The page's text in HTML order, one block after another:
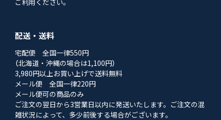
配送・送料
宅配便 全国一律550円
（北海道・沖縄の場合は1,100円）
3,980円以上お買い上げで送料無料
メール便 全国一律220円
メール便可の商品のみ
ご注文の翌日から3営業日以内に発送いたします。ご注文の混
雑状況によって、多少前後する場合がございます。